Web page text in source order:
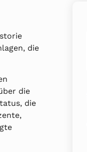
die
die
die